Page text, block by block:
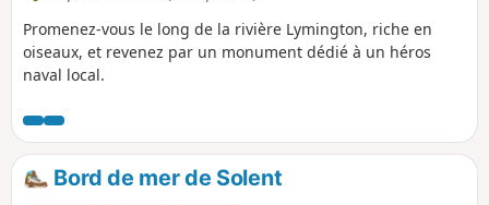
Promenez-vous le long de la rivière Lymington, riche en
oiseaux, et revenez par un monument dédié à un héros
naval local.
Bord de mer de Solent